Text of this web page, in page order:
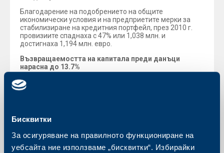
Бисквитки
За осигуряване на правилното функциониране на
уебсайта ние използваме „бисквитки“. Избирайки
Благодарение на подобрението на общите
икономически условия и на предприетите мерки за
стабилизиране на кредитния портфейл, през 2010 г.
провизиите спаднаха с 47% или 1,038 млн. и
достигнаха 1,194 млн. евро.
Възвращаемостта на капитала преди данъци
нарасна до 13.7%
Възвращаемостта на капитала преди данъци (ROE)
отбеляза ръст на годишна база от 4.2 процентни
Общите административни разходи се увеличиха с
След 14-процентния спад през 2009 г., в резултат на